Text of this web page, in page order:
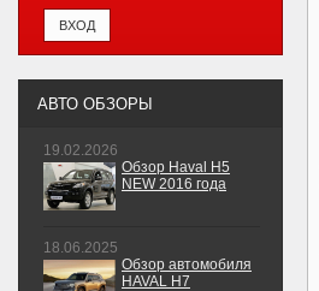
АВТО ОБЗОРЫ
19.02.2026
Обзор Haval H5
NEW 2016 года
18.06.2025
Обзор автомобиля
HAVAL H7